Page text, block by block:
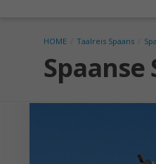
HOME Taalreis Spaans